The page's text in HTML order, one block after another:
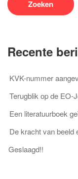
Recente
KVK-nummer
Terugblik op de EO-
Een literatuurboek
De kracht van beeld
Geslaagd!!